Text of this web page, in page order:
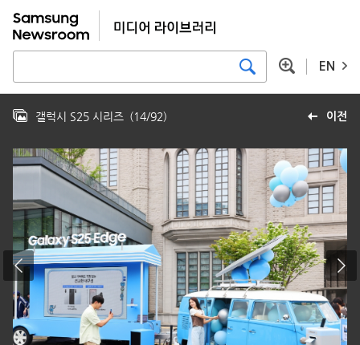
EN
이전
갤럭시 S25 시리즈 (14/92)